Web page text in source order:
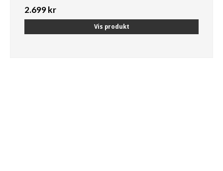
2.699 kr
Vis produkt